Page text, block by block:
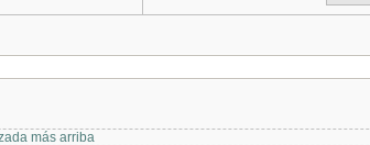
más arriba